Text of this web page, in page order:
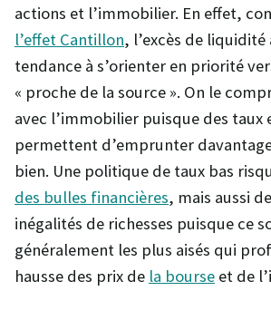
actions et l’immobilier. En effet,
l’effet Cantillon, l’excès de liquidité
tendance à s’orienter en priorité
« proche de la source ». On le
avec l’immobilier puisque des taux
permettent d’emprunter
bien. Une politique de taux bas
des bulles financières, mais aussi
inégalités de richesses puisque ce
généralement les plus aisés qui
hausse des prix de la bourse et de